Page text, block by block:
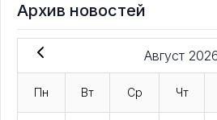
Архив новостей
Август
Пн Вт Ср Чт